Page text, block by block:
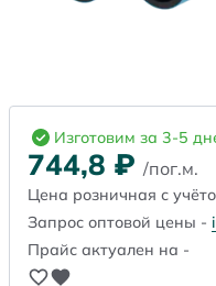
Изготовим за 3-5
744,8 ₽ /пог.м.
Цена розничная с
Запрос оптовой цены -
Прайс актуален на -